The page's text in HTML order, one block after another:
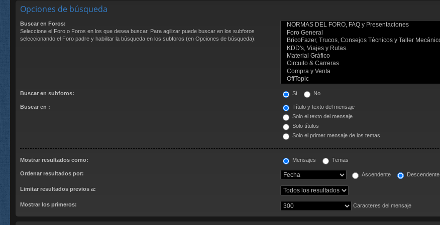
Opciones de búsqueda
Buscar en Foros:
Seleccione el Foro o Foros en los que desea buscar. Para agilizar puede buscar en los subforos
seleccionando el Foro padre y habilitar la búsqueda en los subforos (en Opciones de búsqueda).
Buscar en subforos: Sí No
Buscar en :
Título y texto del mensaje
Solo el texto del mensaje
Solo títulos
Solo el primer mensaje de los temas
Mostrar resultados como: Mensajes Temas
Ordenar resultados por: Ascendente Descendente
Limitar resultados previos a:
Mostrar los primeros: Caracteres del mensaje